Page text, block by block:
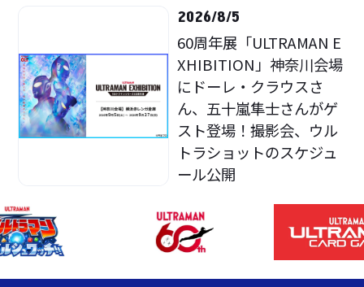
2026/8/5
60周年展「ULTRAMAN E
XHIBITION」神奈川会場
にドーレ・クラウスさ
ん、五十嵐隼士さんがゲ
スト登場！撮影会、ウル
トラショットのスケジュ
ール公開